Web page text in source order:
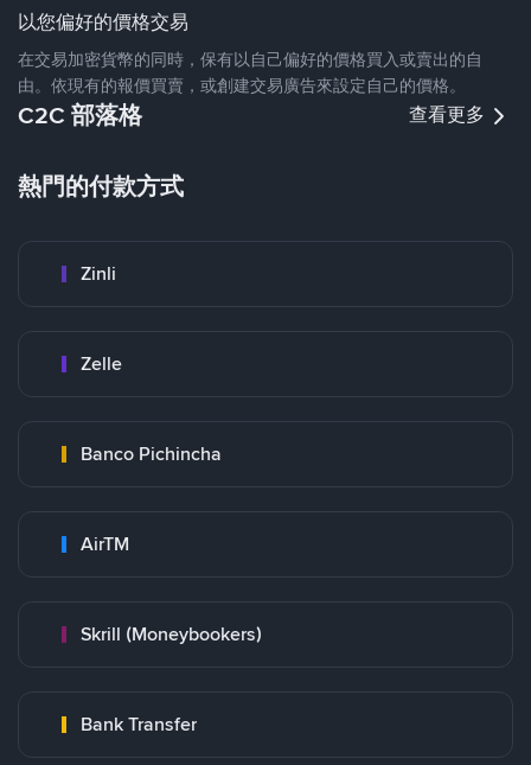
以您偏好的價格交易
在交易加密貨幣的同時，保有以自己偏好的價格買入或賣出的自
由。依現有的報價買賣，或創建交易廣告來設定自己的價格。
C2C 部落格 查看更多
熱門的付款方式
Zinli
Zelle
Banco Pichincha
AirTM
Skrill (Moneybookers)
Bank Transfer